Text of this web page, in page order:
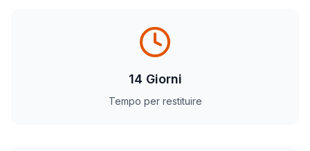
14 Giorni
Tempo per restituire